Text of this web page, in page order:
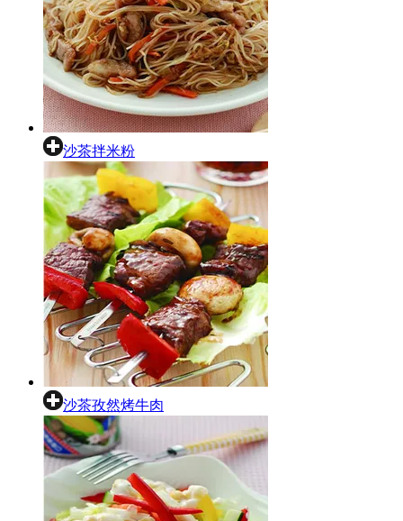
沙茶拌米粉
沙茶孜然烤牛肉